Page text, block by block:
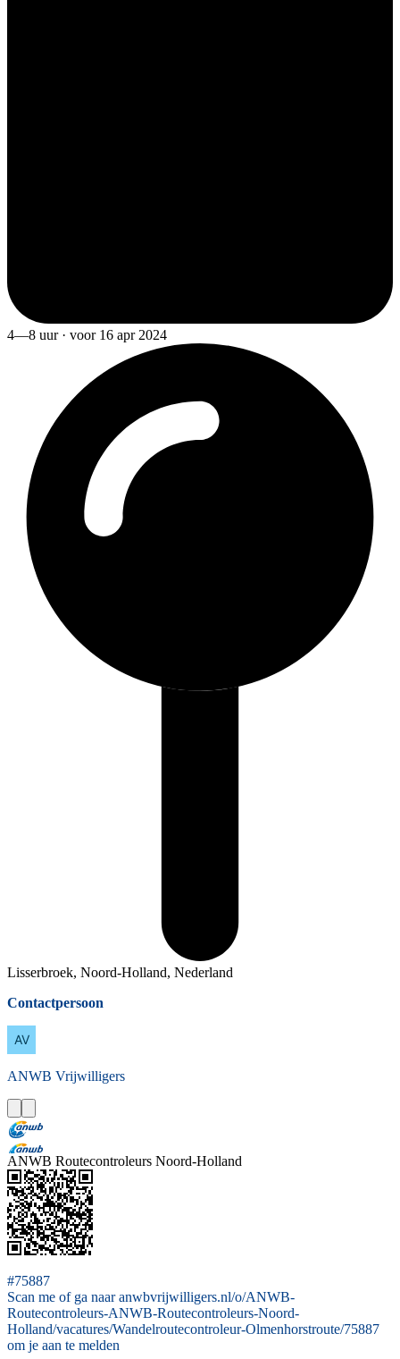
4—8 uur · voor 16 apr 2024
Lisserbroek, Noord-Holland, Nederland
Contactpersoon
ANWB Vrijwilligers
ANWB Routecontroleurs Noord-Holland
#75887
Scan me of ga naar anwbvrijwilligers.nl/o/ANWB-
Routecontroleurs-ANWB-Routecontroleurs-Noord-
Holland/vacatures/Wandelroutecontroleur-Olmenhorstroute/75887
om je aan te melden